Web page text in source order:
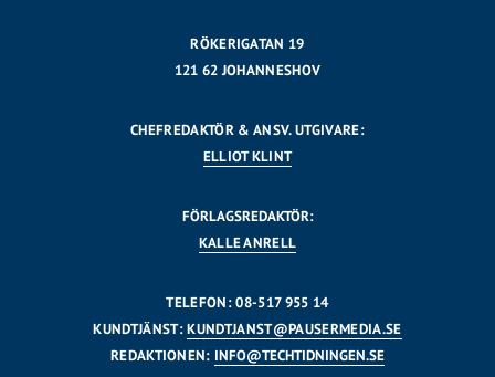
RÖKERIGATAN 19
121 62 JOHANNESHOV
CHEFREDAKTÖR & ANSV. UTGIVARE:
ELLIOT KLINT
FÖRLAGSREDAKTÖR:
KALLE ANRELL
TELEFON: 08-517 955 14
KUNDTJÄNST:KUNDTJANST@PAUSERMEDIA.SE
REDAKTIONEN: INFO@TECHTIDNINGEN.SE